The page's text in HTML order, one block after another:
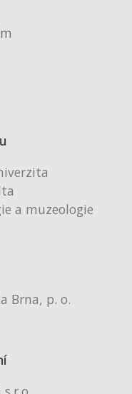
a muzeologie
Brna, p. o.